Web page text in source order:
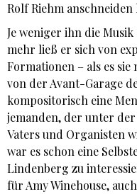
Rolf Riehm anschneiden
Je weniger ihn die
mehr ließ er sich von
Formationen – als es
von der Avant-Garage
kompositorisch eine
jemanden, der unter
Vaters und Organisten
war es schon eine
Lindenberg zu
für Amy Winehouse,